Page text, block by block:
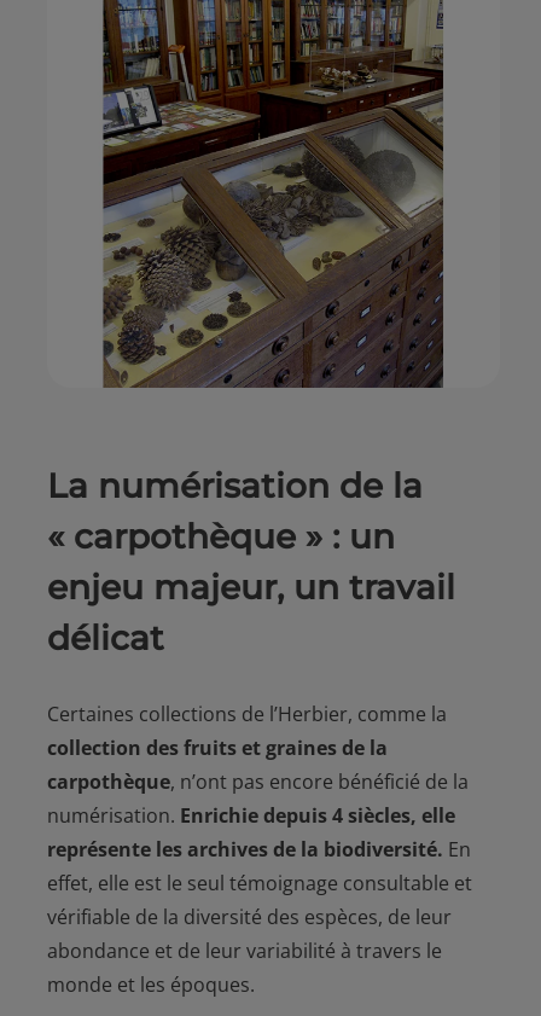
La numérisation de la
« carpothèque » : un
enjeu majeur, un travail
délicat
Certaines collections de l’Herbier, comme la
collection des fruits et graines de la
carpothèque, n’ont pas encore bénéficié de la
numérisation. Enrichie depuis 4 siècles, elle
représente les archives de la biodiversité. En
effet, elle est le seul témoignage consultable et
vérifiable de la diversité des espèces, de leur
abondance et de leur variabilité à travers le
monde et les époques.